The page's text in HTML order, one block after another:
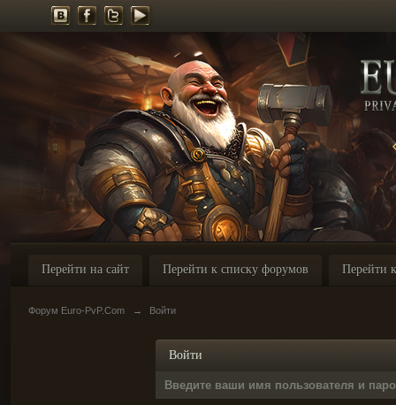
Перейти на сайт Перейти к списку форумов Перейти
Форум Euro-PvP.Com → Войти
Войти
Введите ваши имя пользователя и